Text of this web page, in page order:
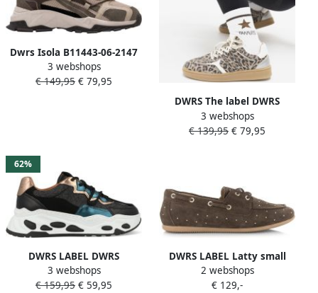
Dwrs Isola B11443-06-2147
Grijs Beige
3 webshops
€ 149,95 € 79,95
DWRS The label DWRS
Dames Sneakers Beige Leer
Leopard
3 webshops
€ 139,95 € 79,95
62%
DWRS LABEL DWRS
Neptunus denim sneakers
Zwart Leer Lage sneakers
3 webshops
€ 159,95 € 59,95
DWRS LABEL Latty small
studs dark brown Suede
Dames
2 webshops
€ 129,-